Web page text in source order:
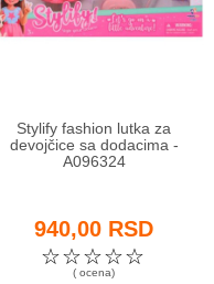
Stylify fashion lutka za
devojčice sa dodacima -
A096324
940,00 RSD
☆
☆
☆
☆
☆
( ocena)